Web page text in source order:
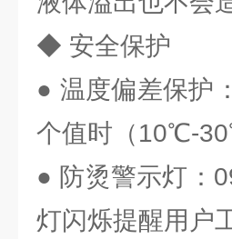
◆ 安全保护
● 温度偏差保护
个值时（10℃-
● 防烫警示灯：
灯闪烁提醒用户